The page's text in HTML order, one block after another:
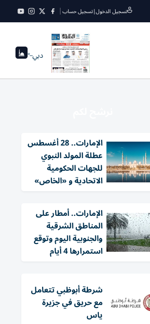
تسجيل الدخول|تسجيل حساب
دبي--°
الإمارات.. 28 أغسطس
عطلة المولد النبوي
للجهات الحكومية
الاتحادية و «الخاص»
الإمارات.. أمطار على
المناطق الشرقية
والجنوبية اليوم وتوقع
استمرارها 4 أيام
شرطة أبوظبي تتعامل
مع حريق في جزيرة
ياس